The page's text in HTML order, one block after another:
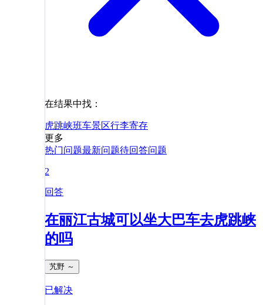
在结果中找：
虎跳峡班车景区行李寄存
更多
热门问题最新问题待回答问题
2
回答
在丽江古城可以坐大巴车去虎跳峡
的吗
艽野 ～
已解决